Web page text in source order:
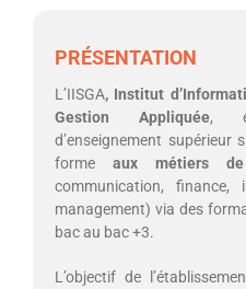
PRÉSENTATION
L’IISGA, Institut
Gestion Appliquée,
d’enseignement supérieur
forme aux métiers de
communication, finance,
management) via des
bac au bac +3.
L’objectif de